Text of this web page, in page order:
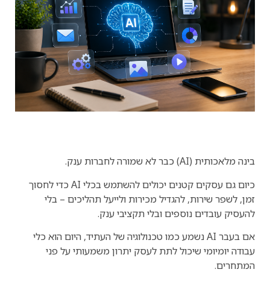
בינה מלאכותית (AI) כבר לא שמורה לחברות ענק.
כיום גם עסקים קטנים יכולים להשתמש בכלי AI כדי לחסוך
זמן, לשפר שירות, להגדיל מכירות ולייעל תהליכים – בלי
להעסיק עובדים נוספים ובלי תקציבי ענק.
אם בעבר AI נשמע כמו טכנולוגיה של העתיד, היום הוא כלי
עבודה יומיומי שיכול לתת לעסק יתרון משמעותי על פני
המתחרים.